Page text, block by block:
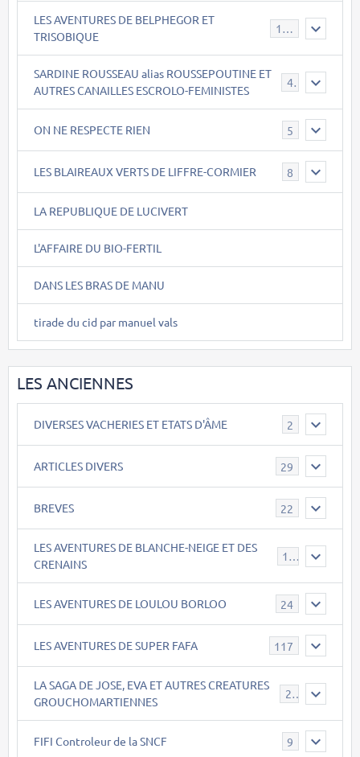
LES AVENTURES DE BELPHEGOR ET
TRISOBIQUE
147
SARDINE ROUSSEAU alias ROUSSEPOUTINE ET
AUTRES CANAILLES ESCROLO-FEMINISTES
40
ON NE RESPECTE RIEN 5
LES BLAIREAUX VERTS DE LIFFRE-CORMIER 8
LA REPUBLIQUE DE LUCIVERT
L'AFFAIRE DU BIO-FERTIL
DANS LES BRAS DE MANU
tirade du cid par manuel vals
LES ANCIENNES
DIVERSES VACHERIES ET ETATS D'ÂME 2
ARTICLES DIVERS 29
BREVES 22
LES AVENTURES DE BLANCHE-NEIGE ET DES
CRENAINS
17
LES AVENTURES DE LOULOU BORLOO 24
LES AVENTURES DE SUPER FAFA 117
LA SAGA DE JOSE, EVA ET AUTRES CREATURES
GROUCHOMARTIENNES
26
FIFI Controleur de la SNCF 9